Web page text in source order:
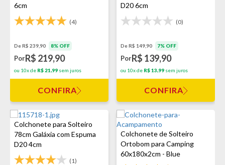
6cm
(4)
De R$ 239,90 8% OFF
PorR$ 219,90
ou 10x de R$ 21,99 sem juros
CONFIRA
D20 6cm
(0)
De R$ 149,90 7% OFF
PorR$ 139,90
ou 10x de R$ 13,99 sem juros
CONFIRA
Colchonete para Solteiro
78cm Galáxia com Espuma
D20 4cm
(1)
Colchonete de Solteiro
Ortobom para Camping
60x180x2cm - Blue